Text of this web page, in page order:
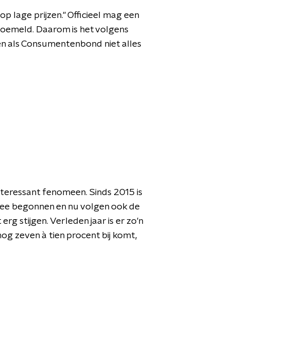
lage prijzen." Officieel mag een
Daarom is het volgens
als Consumentenbond niet alles
fenomeen. Sinds 2015 is
begonnen en nu volgen ook de
stijgen. Verleden jaar is er zo'n
zeven à tien procent bij komt,